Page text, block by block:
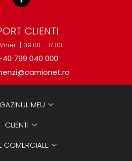
CLIENTI
| 09:00 - 17:00
799 040 000
MEU
CLIENTI
COMERCIALE